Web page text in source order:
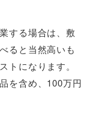
する場合は、敷
ると当然高いも
トになります。
を含め、100万円